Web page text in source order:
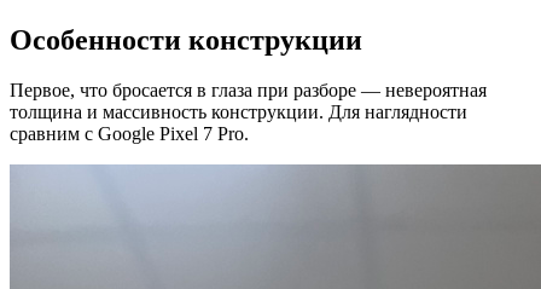
Особенности конструкции
Первое, что бросается в глаза при разборе — невероятная
толщина и массивность конструкции. Для наглядности
сравним с Google Pixel 7 Pro.